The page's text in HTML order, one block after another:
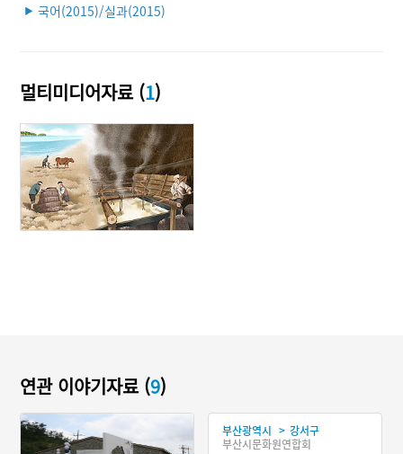
▶ 국어(2015)/실과(2015)
멀티미디어자료 (1)
연관 이야기자료 (9)
부산광역시 > 강서구
부산시문화원연합회